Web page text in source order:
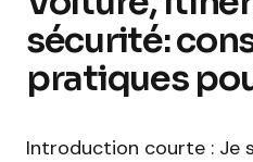
sécurité:
pratiques
Introduction courte : Je